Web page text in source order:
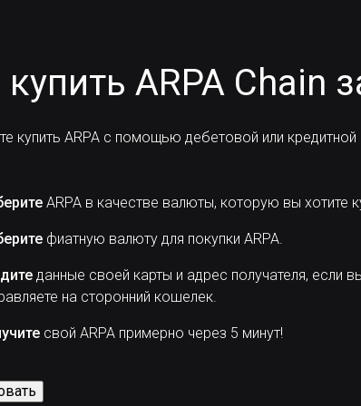
ARPA Chain
купить ARPA с помощью дебетовой или кредитной
ARPA в качестве валюты, которую вы хотите
фиатную валюту для покупки ARPA.
данные своей карты и адрес получателя, если
на сторонний кошелек.
свой ARPA примерно через 5 минут!